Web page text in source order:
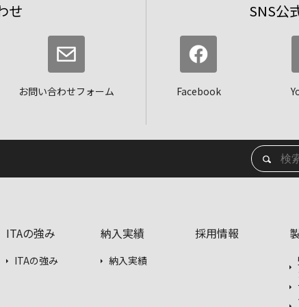
せ
お問い合わせフォーム
SNS公
Facebook
ITAの強み
ITAの強み
納入実績
納入実績
採用情報